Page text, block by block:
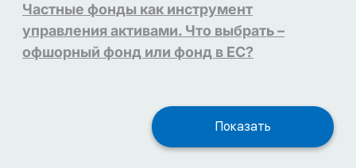
Частные фонды как инструмент
управления активами. Что выбрать –
офшорный фонд или фонд в ЕС?
Показать